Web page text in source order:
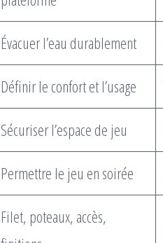
Évacuer l’eau durablement
Définir le confort et l’usage
Sécuriser l’espace de jeu
Permettre le jeu en soirée
Filet, poteaux, accès,